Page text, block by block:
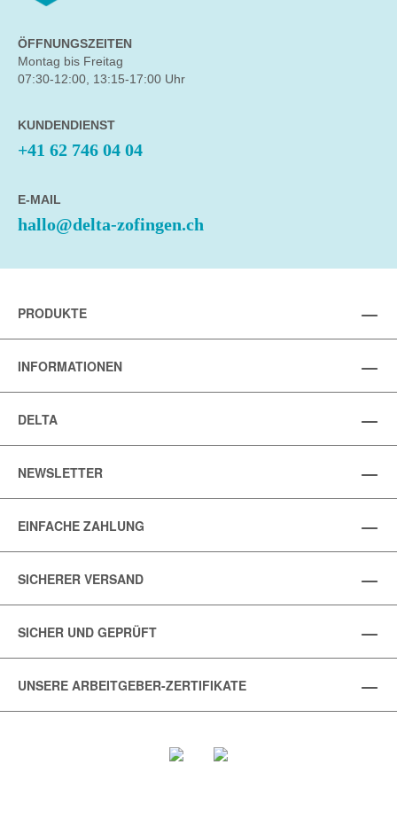
ÖFFNUNGSZEITEN
Montag bis Freitag
07:30-12:00, 13:15-17:00 Uhr
KUNDENDIENST
+41 62 746 04 04
E-MAIL
hallo@delta-zofingen.ch
PRODUKTE
INFORMATIONEN
DELTA
NEWSLETTER
EINFACHE ZAHLUNG
SICHERER VERSAND
SICHER UND GEPRÜFT
UNSERE ARBEITGEBER-ZERTIFIKATE